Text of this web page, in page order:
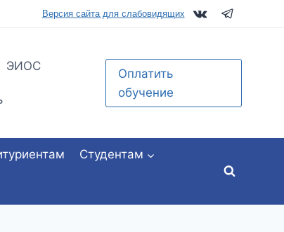
Версия сайта для слабовидящих
ЭИОС
Оплатить
обучение
Студентам